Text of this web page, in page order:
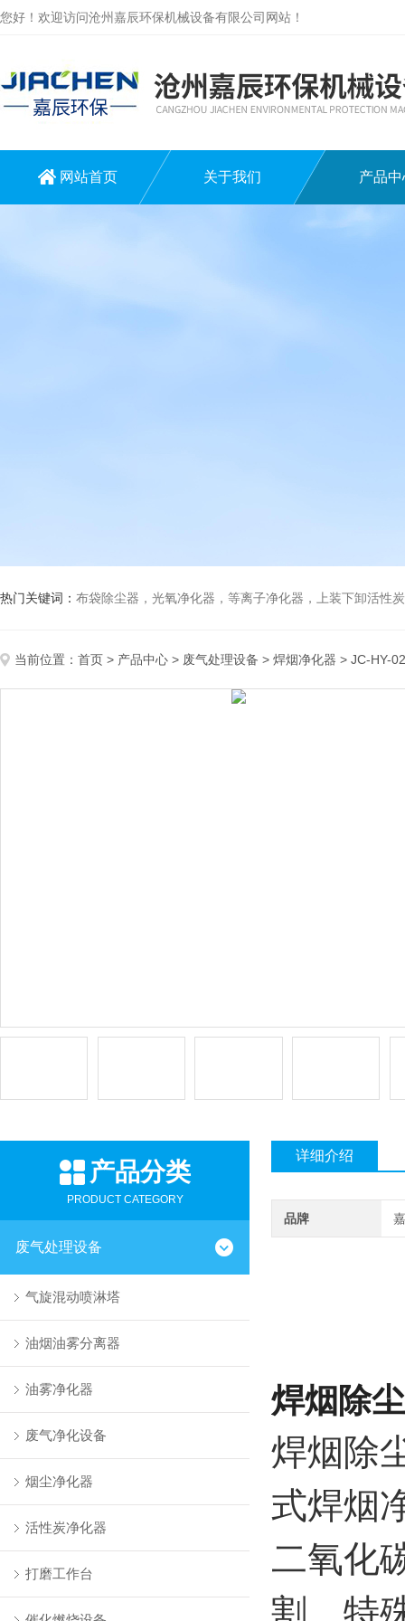
您好！欢迎访问沧州嘉辰环保机械设备有限公司网站！
网站首页 关于我们 产品中
热门关键词： 布袋除尘器，光氧净化器，等离子净化器，上装下卸活性炭吸附箱，打磨除尘
当前位置： 首页 > 产品中心 > 废气处理设备 > 焊烟净化器 > JC-HY-
产品分类
PRODUCT CATEGORY
废气处理设备
气旋混动喷淋塔
油烟油雾分离器
油雾净化器
废气净化设备
烟尘净化器
活性炭净化器
打磨工作台
详细介绍
品牌
焊烟除
焊烟除
式焊烟
二氧化
割、特